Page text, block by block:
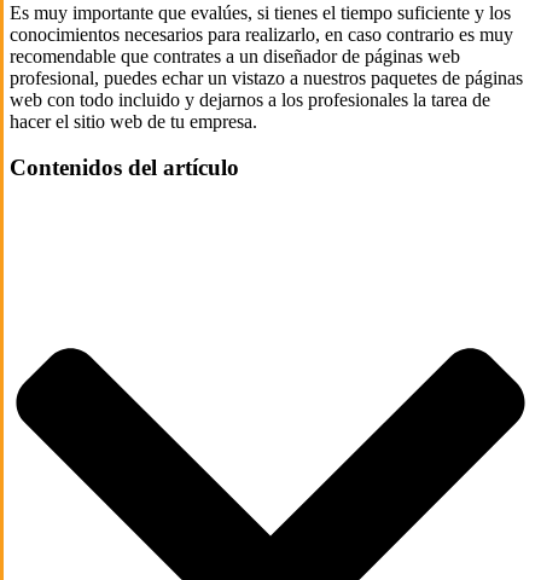
Es muy importante que evalúes, si tienes el tiempo suficiente y los
conocimientos necesarios para realizarlo, en caso contrario es muy
recomendable que contrates a un diseñador de páginas web
profesional, puedes echar un vistazo a nuestros paquetes de páginas
web con todo incluido y dejarnos a los profesionales la tarea de
hacer el sitio web de tu empresa.
Contenidos del artículo